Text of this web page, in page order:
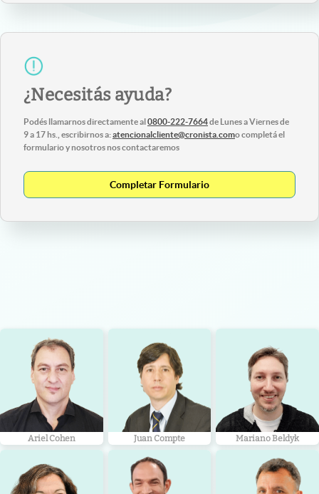
¿Necesitás ayuda?
Podés llamarnos directamente al 0800-222-7664de Lunes a Viernes de
9 a 17 hs., escribirnos a:atencionalcliente@cronista.como completá el
formulario y nosotros nos contactaremos
Completar Formulario
Ariel Cohen Juan Compte Mariano Beldyk